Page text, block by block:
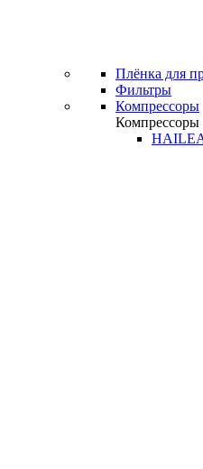
Плёнка для
Фильтры
Компрессоры
Компрессоры